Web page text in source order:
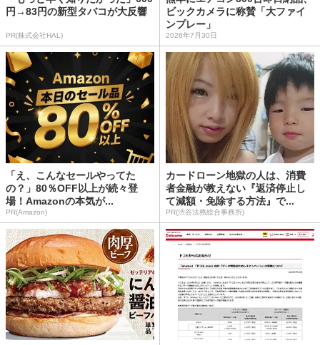
円→83円の新型タバコが大反響
PR(株式会社HAL)
ビックカメラに称賛「大ファイ
ンプレー」
2026年7月30日
「え、こんなセールやってた
の？」80％OFF以上が続々登
場！Amazonの本気が...
PR(Amazon)
カードローン地獄の人は、消費
者金融が教えない『返済停止し
て減額・免除する方法』で...
PR(渋谷法務総合事務所)